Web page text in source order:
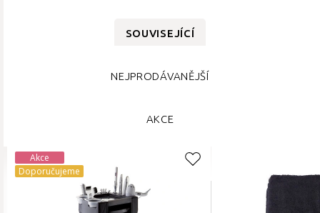
SOUVISEJÍCÍ
NEJPRODÁVANĚJŠÍ
AKCE
Akce
Doporučujeme